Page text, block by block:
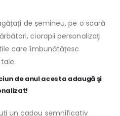
de șemineu, pe o scară
ciorapii personalizaţi
care îmbunătățesc
de anul acesta adaugă şi
un cadou semnificativ